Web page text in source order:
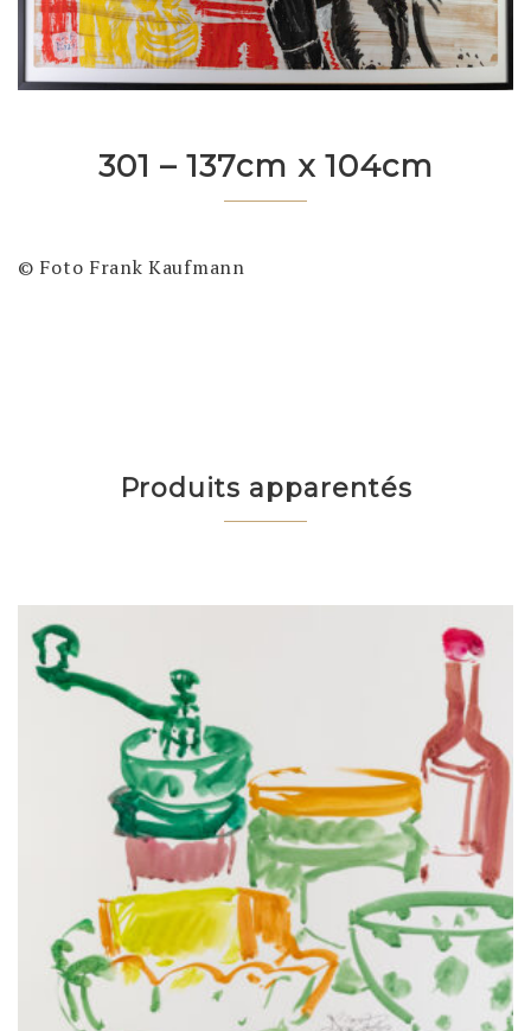
301 – 137cm x 104cm
© Foto Frank Kaufmann
Produits apparentés